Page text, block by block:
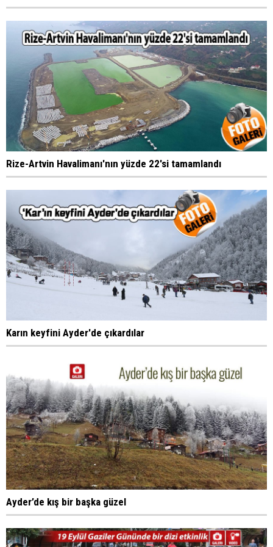
Rize-Artvin Havalimanı'nın yüzde 22'si tamamlandı
Karın keyfini Ayder'de çıkardılar
Ayder’de kış bir başka güzel